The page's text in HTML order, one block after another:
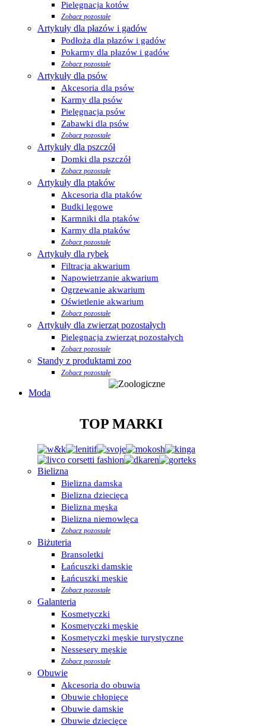
Pielęgnacja kotów
Zobacz pozostałe
Artykuły dla płazów i gadów
Podłoża dla płazów i gadów
Pokarmy dla płazów i gadów
Zobacz pozostałe
Artykuły dla psów
Akcesoria dla psów
Karmy dla psów
Pielęgnacja psów
Zabawki dla psów
Zobacz pozostałe
Artykuły dla pszczół
Domki dla pszczół
Zobacz pozostałe
Artykuły dla ptaków
Akcesoria dla ptaków
Budki lęgowe
Karmniki dla ptaków
Karmy dla ptaków
Zobacz pozostałe
Artykuły dla rybek
Filtracja akwarium
Napowietrzanie akwarium
Ogrzewanie akwarium
Oświetlenie akwarium
Zobacz pozostałe
Artykuły dla zwierząt pozostałych
Pielęgnacja zwierząt pozostałych
Zobacz pozostałe
Standy z produktami zoo
Zobacz pozostałe
Moda
TOP MARKI
Bielizna
Bielizna damska
Bielizna dziecięca
Bielizna męska
Bielizna niemowlęca
Zobacz pozostałe
Biżuteria
Bransoletki
Łańcuszki damskie
Łańcuszki męskie
Zobacz pozostałe
Galanteria
Kosmetyczki
Kosmetyczki męskie
Kosmetyczki męskie turystyczne
Nessesery męskie
Zobacz pozostałe
Obuwie
Akcesoria do obuwia
Obuwie chłopięce
Obuwie damskie
Obuwie dziecięce